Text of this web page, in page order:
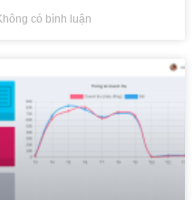
có bình luận